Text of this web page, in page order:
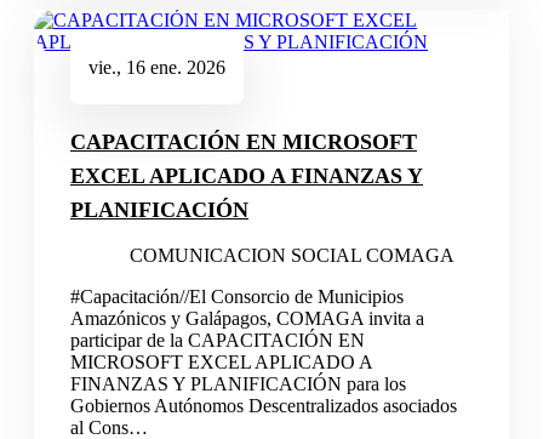
vie., 16 ene. 2026
CAPACITACIÓN EN MICROSOFT
EXCEL APLICADO A FINANZAS Y
PLANIFICACIÓN
COMUNICACION SOCIAL COMAGA
#Capacitación//El Consorcio de Municipios
Amazónicos y Galápagos, COMAGA invita a
participar de la CAPACITACIÓN EN
MICROSOFT EXCEL APLICADO A
FINANZAS Y PLANIFICACIÓN para los
Gobiernos Autónomos Descentralizados asociados
al Cons…
Asistente Virtual
COMAGA · En línea